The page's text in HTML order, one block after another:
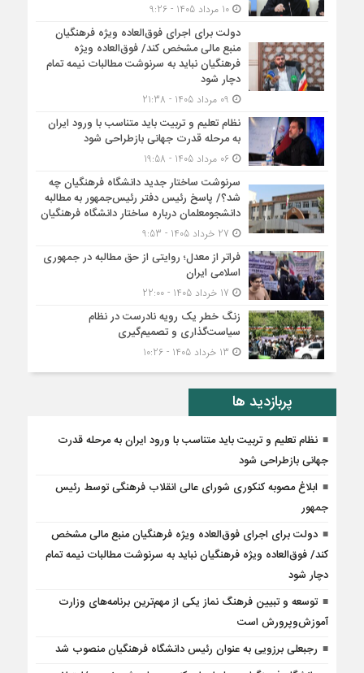
10 مرداد 1405 - 9:26
دولت برای اجرای فوق‌العاده ویژه فرهنگیان
منبع مالی مشخص کند/ فوق‌العاده ویژه
فرهنگیان نباید به سرنوشت مطالبات نیمه‌ تمام
دچار شود
نظام تعلیم و تربیت باید متناسب با ورود ایران
به مرحله قدرت جهانی بازطراحی شود
06 مرداد 1405 - 19:58
سرنوشت ساختار جدید دانشگاه فرهنگیان چه
شد؟/ پاسخ رئیس دفتر رئیس‌جمهور به مطالبه
دانشجومعلمان درباره ساختار دانشگاه فرهنگیان
فراتر از معدل؛ روایتی از حق مطالبه در جمهوری
اسلامی ایران
زنگ خطر یک رویه نادرست در نظام
سیاست‌گذاری و تصمیم‌گیری
پربازدید ها
نظام تعلیم و تربیت باید متناسب با ورود ایران به مرحله قدرت
جهانی بازطراحی شود
ابلاغ مصوبه کنکوری شورای عالی انقلاب فرهنگی توسط رئیس
جمهور
دولت برای اجرای فوق‌العاده ویژه فرهنگیان منبع مالی مشخص
کند/ فوق‌العاده ویژه فرهنگیان نباید به سرنوشت مطالبات نیمه‌ تمام
دچار شود
توسعه و تبیین فرهنگ نماز یکی از مهم‌ترین برنامه‌های وزارت
آموزش‌وپرورش است
رجبعلی برزویی به عنوان رئیس دانشگاه فرهنگیان منصوب شد